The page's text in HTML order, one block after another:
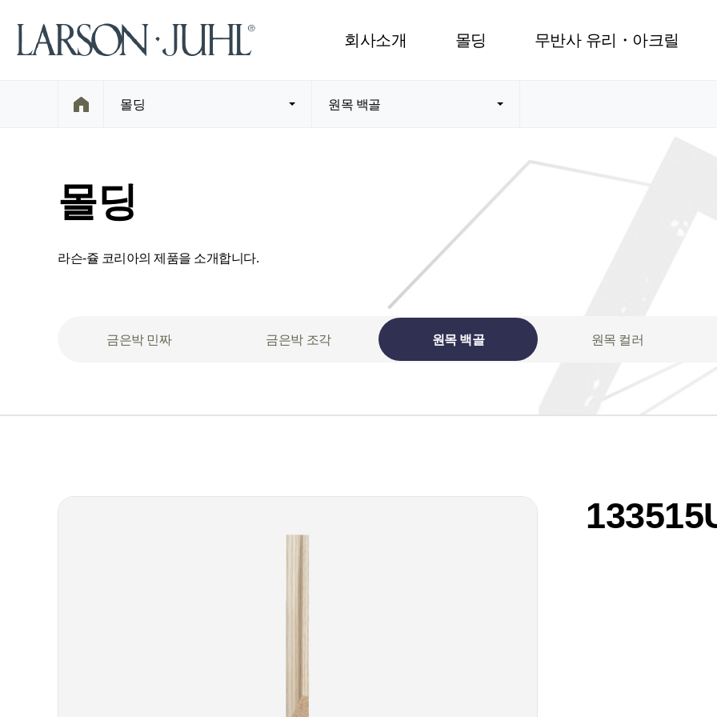
회사소개 몰딩 무반사 유리・아크릴
몰딩 원목 백골
몰딩
라슨-쥴 코리아의 제품을 소개합니다.
금은박 민짜 금은박 조각 원목 백골 원목 컬러